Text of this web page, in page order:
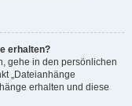
erhalten?
gehe in den persönlichen
„Dateianhänge
erhalten und diese